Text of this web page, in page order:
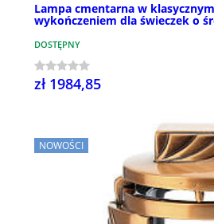
Lampa cmentarna w
wykończeniem dla świeczek o
DOSTĘPNY
zł 1984,85
NOWOŚCI